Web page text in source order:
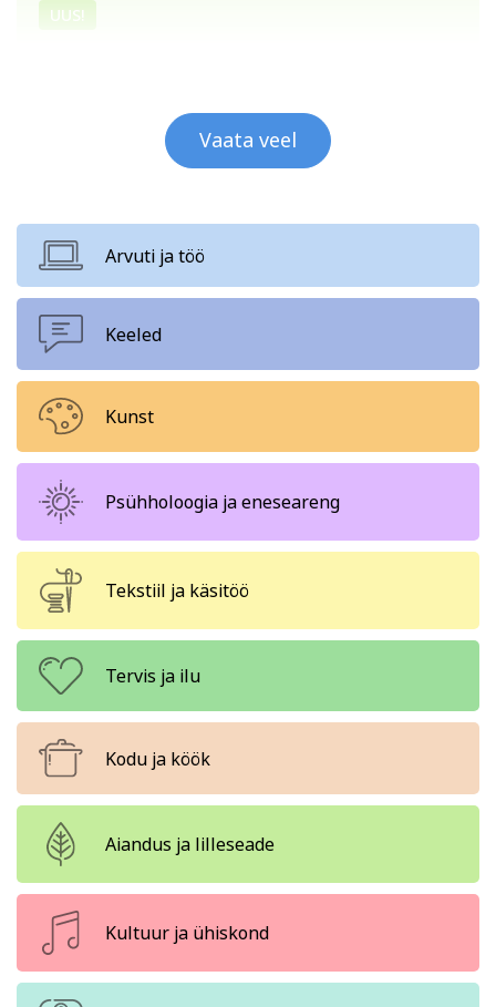
UUS!
Vaata veel
Arvuti ja töö
Keeled
Kunst
Psühholoogia ja eneseareng
Tekstiil ja käsitöö
Tervis ja ilu
Kodu ja köök
Aiandus ja lilleseade
Kultuur ja ühiskond